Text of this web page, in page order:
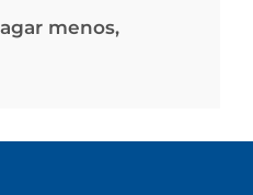
menos,